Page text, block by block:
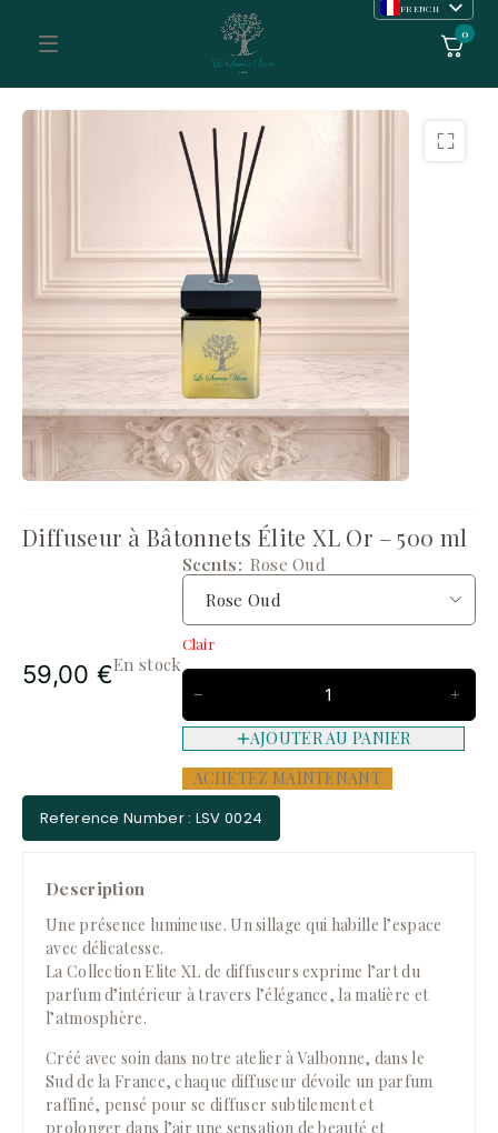
FRENCH
0
Diffuseur à Bâtonnets Élite XL Or – 500 ml
59,00 €En stock
Scents Rose Oud
Clair
AJOUTER AU PANIER
ACHETEZ MAINTENANT
Reference Number : LSV 0024
Description
Une présence lumineuse. Un sillage qui habille l’espace
avec délicatesse.
La Collection Elite XL de diffuseurs exprime l’art du
parfum d’intérieur à travers l’élégance, la matière et
l’atmosphère.
Créé avec soin dans notre atelier à Valbonne, dans le
Sud de la France, chaque diffuseur dévoile un parfum
raffiné, pensé pour se diffuser subtilement et
prolonger dans l’air une sensation de beauté et